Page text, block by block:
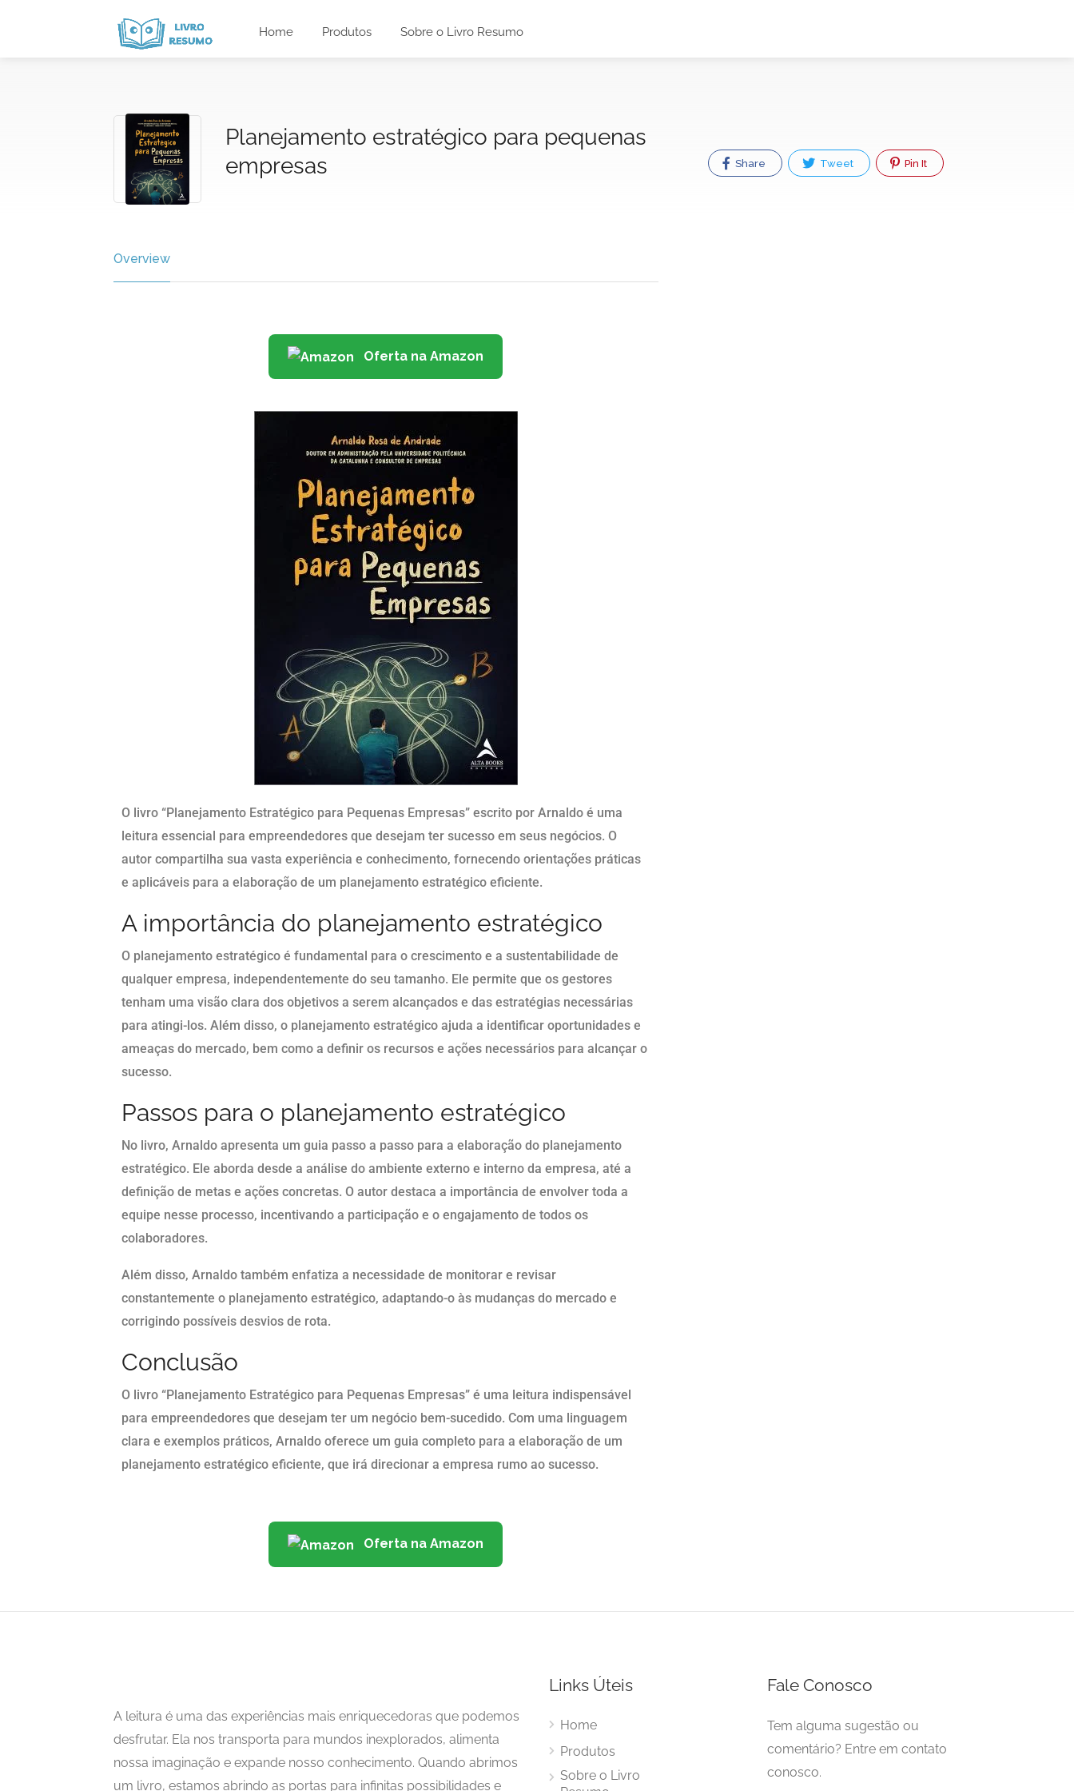
Home Produtos Sobre o Livro Resumo
Planejamento estratégico para pequenas
empresas
Overview
Oferta na Amazon
O livro “Planejamento Estratégico para Pequenas Empresas” escrito por Arnaldo é uma
leitura essencial para empreendedores que desejam ter sucesso em seus negócios. O
autor compartilha sua vasta experiência e conhecimento, fornecendo orientações práticas
e aplicáveis para a elaboração de um planejamento estratégico eficiente.
A importância do planejamento estratégico
O planejamento estratégico é fundamental para o crescimento e a sustentabilidade de
qualquer empresa, independentemente do seu tamanho. Ele permite que os gestores
tenham uma visão clara dos objetivos a serem alcançados e das estratégias necessárias
para atingi-los. Além disso, o planejamento estratégico ajuda a identificar oportunidades e
ameaças do mercado, bem como a definir os recursos e ações necessários para alcançar o
sucesso.
Passos para o planejamento estratégico
No livro, Arnaldo apresenta um guia passo a passo para a elaboração do planejamento
estratégico. Ele aborda desde a análise do ambiente externo e interno da empresa, até a
definição de metas e ações concretas. O autor destaca a importância de envolver toda a
equipe nesse processo, incentivando a participação e o engajamento de todos os
colaboradores.
Além disso, Arnaldo também enfatiza a necessidade de monitorar e revisar
constantemente o planejamento estratégico, adaptando-o às mudanças do mercado e
corrigindo possíveis desvios de rota.
Conclusão
O livro “Planejamento Estratégico para Pequenas Empresas” é uma leitura indispensável
para empreendedores que desejam ter um negócio bem-sucedido. Com uma linguagem
clara e exemplos práticos, Arnaldo oferece um guia completo para a elaboração de um
planejamento estratégico eficiente, que irá direcionar a empresa rumo ao sucesso.
Oferta na Amazon
Share Tweet Pin It
A leitura é uma das experiências mais enriquecedoras que podemos
desfrutar. Ela nos transporta para mundos inexplorados, alimenta
nossa imaginação e expande nosso conhecimento. Quando abrimos
um livro, estamos abrindo as portas para infinitas possibilidades e
Links Úteis
Home
Produtos
Sobre o Livro
Fale Conosco
Tem alguma sugestão ou
comentário? Entre em contato
conosco.